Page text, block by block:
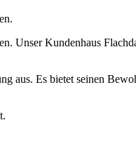
Kundenhaus
aus. Es bietet seinen